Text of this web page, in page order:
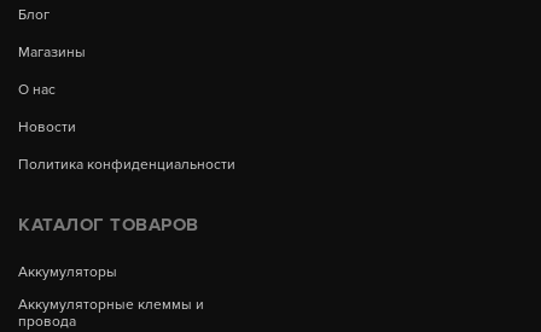
Блог
Магазины
О нас
Новости
Политика конфиденциальности
КАТАЛОГ ТОВАРОВ
Аккумуляторы
Аккумуляторные клеммы и
провода